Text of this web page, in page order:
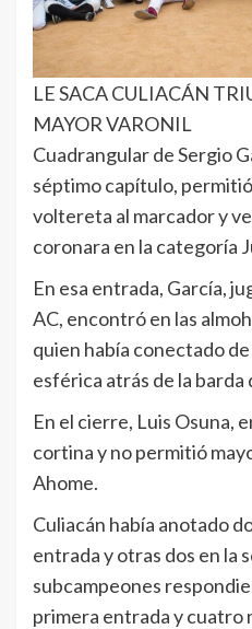
LE SACA CULIACÁN
MAYOR VARONIL
Cuadrangular de Sergio
séptimo capítulo,
voltereta al marcador y
coronara en la categoría
En esa entrada, García,
AC, encontró en las
quien había conectado
esférica atrás de la
En el cierre, Luis Osuna,
cortina y no permitió
Ahome.
Culiacán había anotado
entrada y otras dos en la
subcampeones
primera entrada y cuatro